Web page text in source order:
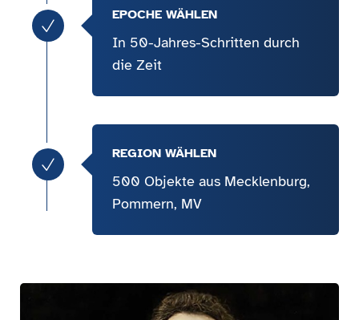
checkmark
EPOCHE WÄHLEN
In 50-Jahres-Schritten durch
die Zeit
checkmark
REGION WÄHLEN
500 Objekte aus Mecklenburg,
Pommern, MV